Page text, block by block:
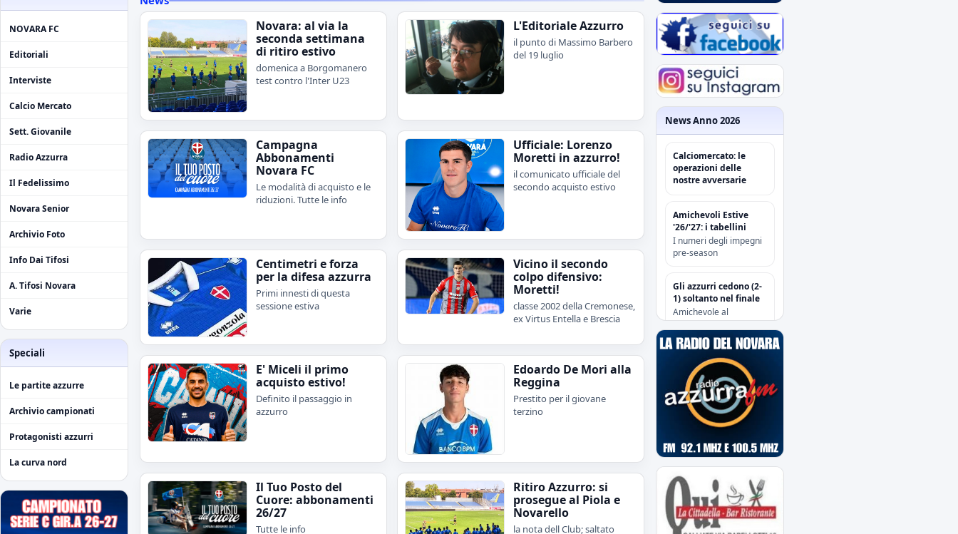
NOVARA FC
Editoriali
Interviste
Calcio Mercato
Sett. Giovanile
Radio Azzurra
Il Fedelissimo
Novara Senior
Archivio Foto
Info Dai Tifosi
A. Tifosi Novara
Varie
Speciali
Le partite azzurre
Archivio campionati
Protagonisti azzurri
La curva nord
Novara: al via la
seconda settimana
di ritiro estivo
domenica a Borgomanero
test contro l'Inter U23
L'Editoriale Azzurro
il punto di Massimo Barbero
del 19 luglio
Campagna
Abbonamenti
Novara FC
Le modalità di acquisto e le
riduzioni. Tutte le info
Ufficiale: Lorenzo
Moretti in azzurro!
il comunicato ufficiale del
secondo acquisto estivo
Centimetri e forza
per la difesa azzurra
Primi innesti di questa
sessione estiva
Vicino il secondo
colpo difensivo:
Moretti!
classe 2002 della Cremonese,
ex Virtus Entella e Brescia
E' Miceli il primo
acquisto estivo!
Definito il passaggio in
azzurro
Edoardo De Mori alla
Reggina
Prestito per il giovane
terzino
Il Tuo Posto del
Cuore: abbonamenti
26/27
Tutte le info
Ritiro Azzurro: si
prosegue al Piola e
Novarello
la nota dell Club; saltato
News Anno 2026
Calciomercato: le
operazioni delle
nostre avversarie
Amichevoli Estive
'26/'27: i tabellini
I numeri degli impegni
pre-season
Gli azzurri cedono (2-
1) soltanto nel finale
Amichevole al
“Sannazzari” di Chiavari
tra Entella e Novara
Risoluzione
contrattuale con
Attanasio e Camolese
Risoluzione
contrattuale con
Alberti
Acquisti/Cessioni
"Sessione Estiva
2026/2027"
tutte le operazioni degli